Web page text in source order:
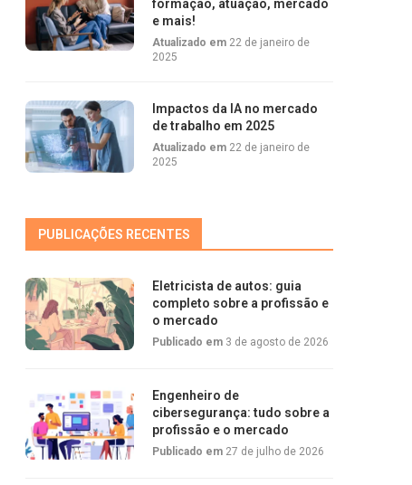
formação, atuação, mercado
e mais!
Atualizado em 22 de janeiro de
2025
Impactos da IA no mercado
de trabalho em 2025
Atualizado em 22 de janeiro de
2025
PUBLICAÇÕES RECENTES
Eletricista de autos: guia
completo sobre a profissão e
o mercado
Publicado em 3 de agosto de 2026
Engenheiro de
cibersegurança: tudo sobre a
profissão e o mercado
Publicado em 27 de julho de 2026